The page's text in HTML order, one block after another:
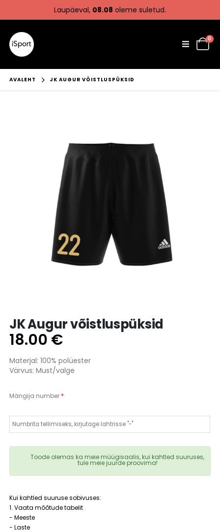
Laupäeval, 08.08 oleme suletud.
0
AVALEHT JK AUGUR VÕISTLUSPÜKSID
JK Augur võistluspüksid
18.00 €
Materjal: 100% polüester
Värvus: Must/valge
Mängija number *
Toode olemas ka meie müügisaalis, kui kahtled suuruses,
tule meie juurde proovima!
Kui kahtled suuruse sobivuses:
1. Vaata mõõtude tabelit
- Meeste
- Laste